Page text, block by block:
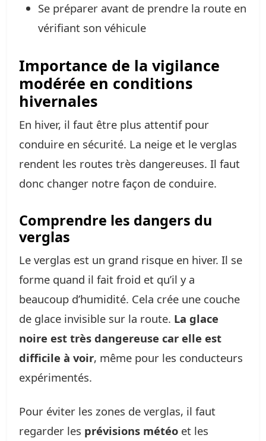
Se préparer avant de prendre la route en
vérifiant son véhicule
Importance de la vigilance
modérée en conditions
hivernales
En hiver, il faut être plus attentif pour
conduire en sécurité. La neige et le verglas
rendent les routes très dangereuses. Il faut
donc changer notre façon de conduire.
Comprendre les dangers du
verglas
Le verglas est un grand risque en hiver. Il se
forme quand il fait froid et qu’il y a
beaucoup d’humidité. Cela crée une couche
de glace invisible sur la route. La glace
noire est très dangereuse car elle est
difficile à voir, même pour les conducteurs
expérimentés.
Pour éviter les zones de verglas, il faut
regarder les prévisions météo et les